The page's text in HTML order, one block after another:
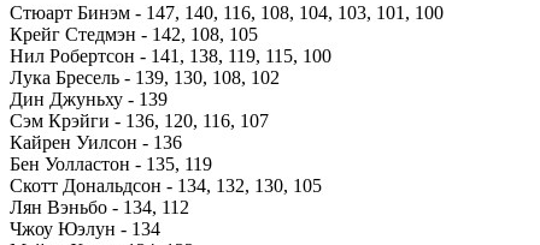
Стюарт Бинэм - 147, 140, 116, 108, 104, 103, 101, 100
Крейг Стедмэн - 142, 108, 105
Нил Робертсон - 141, 138, 119, 115, 100
Лука Бресель - 139, 130, 108, 102
Дин Джуньху - 139
Сэм Крэйги - 136, 120, 116, 107
Кайрен Уилсон - 136
Бен Уолластон - 135, 119
Скотт Дональдсон - 134, 132, 130, 105
Лян Вэньбо - 134, 112
Чжоу Юэлун - 134